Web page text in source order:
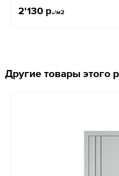
2'130 р./м2
Другие товары этого